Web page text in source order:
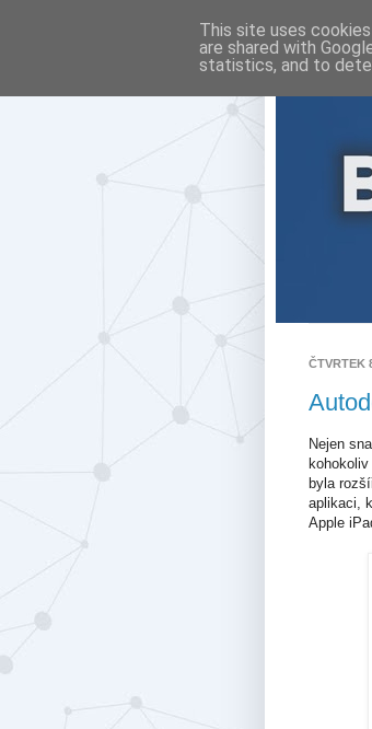
ČTVRTEK
Nejen
byla
aplikaci,
Apple
This site uses
are shared with
statistics, and to